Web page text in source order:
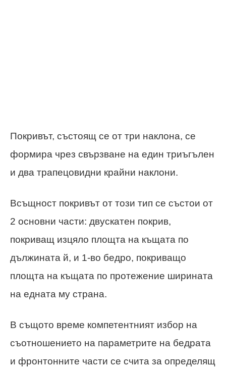
Покривът, състоящ се от три наклона, се
формира чрез свързване на един триъгълен
и два трапецовидни крайни наклони.
Всъщност покривът от този тип се състои от
2 основни части: двускатен покрив,
покриващ изцяло площта на къщата по
дължината й, и 1-во бедро, покриващо
площта на къщата по протежение ширината
на едната му страна.
В същото време компетентният избор на
съотношението на параметрите на бедрата
и фронтонните части се счита за определящ